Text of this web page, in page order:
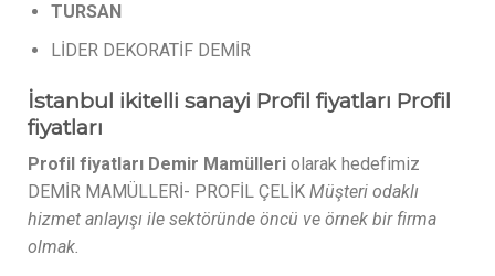
TURSAN
LİDER DEKORATİF DEMİR
İstanbul ikitelli sanayi Profil fiyatları Profil
fiyatları
Profil fiyatları Demir Mamülleri olarak hedefimiz
DEMİR MAMÜLLERİ- PROFİL ÇELİK Müşteri odaklı
hizmet anlayışı ile sektöründe öncü ve örnek bir firma
olmak.